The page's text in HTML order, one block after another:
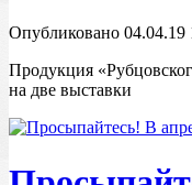
Опубликовано 04.04.19
Продукция
на две выставки